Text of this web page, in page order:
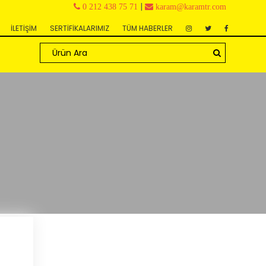
0 212 438 75 71 | karam@karamtr.com
TÜM HABERLER
SERTİFİKALARIMIZ
İLETİŞİM